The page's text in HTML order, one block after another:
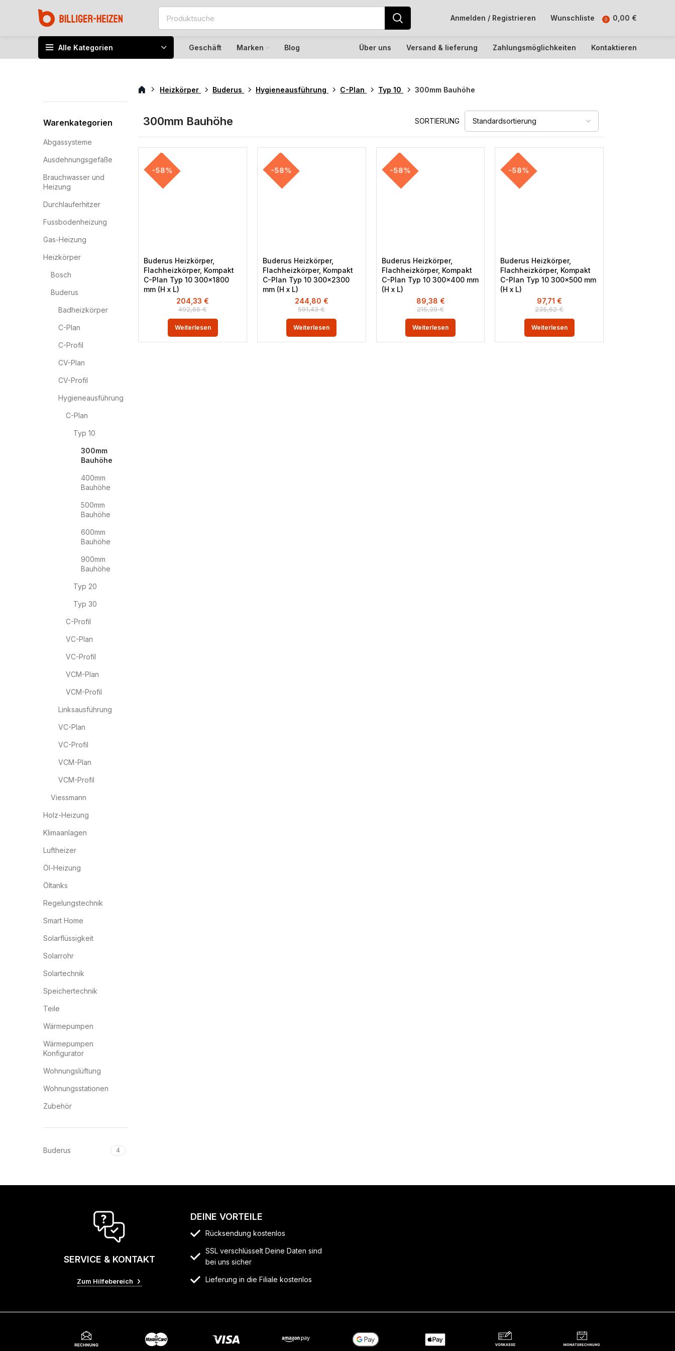
Anmelden / Registrieren Wunschliste 0 0,00 €
Alle Kategorien Geschäft Marken Blog Über uns Versand & lieferung Zahlungsmöglichkeiten Kontaktieren
Warenkategorien
Abgassysteme
Ausdehnungsgefäße
Brauchwasser und
Heizung
Durchlauferhitzer
Fussbodenheizung
Gas-Heizung
Heizkörper
Bosch
Buderus
Badheizkörper
C-Plan
C-Profil
CV-Plan
CV-Profil
Hygieneausführung
C-Plan
Typ 10
300mm
Bauhöhe
400mm
Bauhöhe
500mm
Bauhöhe
600mm
Bauhöhe
900mm
Bauhöhe
Typ 20
Typ 30
C-Profil
VC-Plan
VC-Profil
VCM-Plan
VCM-Profil
Linksausführung
VC-Plan
VC-Profil
VCM-Plan
VCM-Profil
Viessmann
Holz-Heizung
Klimaanlagen
Luftheizer
Öl-Heizung
Öltanks
Regelungstechnik
Smart Home
Solarflüssigkeit
Solarrohr
Solartechnik
Speichertechnik
Teile
Wärmepumpen
Wärmepumpen
Konfigurator
Wohnungslüftung
Wohnungsstationen
Zubehör
Buderus 4
Heizkörper Buderus Hygieneausführung C-Plan Typ 10 300mm Bauhöhe
300mm Bauhöhe SORTIERUNG
-58%
Buderus Heizkörper,
Flachheizkörper, Kompakt
C-Plan Typ 10 300×1800
mm (H x L)
492,66€
204,33 €
Weiterlesen
-58%
Buderus Heizkörper,
Flachheizkörper, Kompakt
C-Plan Typ 10 300×2300
mm (H x L)
591,43€
244,80 €
Weiterlesen
-58%
Buderus Heizkörper,
Flachheizkörper, Kompakt
C-Plan Typ 10 300×400 mm
(H x L)
215,39€
89,38 €
Weiterlesen
-58%
Buderus Heizkörper,
Flachheizkörper, Kompakt
C-Plan Typ 10 300×500 mm
(H x L)
235,62€
97,71 €
Weiterlesen
SERVICE & KONTAKT
Zum Hilfebereich
DEINE VORTEILE
Rücksendung kostenlos
SSL verschlüsselt Deine Daten sind
bei uns sicher
Lieferung in die Filiale kostenlos